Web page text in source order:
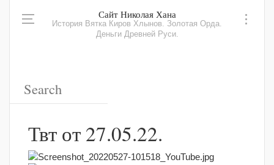
Сайт Николая Хана
История Вятка Киров Хлынов. Золотая Орда.
Деньги Древней Руси.
Твт от 27.05.22.